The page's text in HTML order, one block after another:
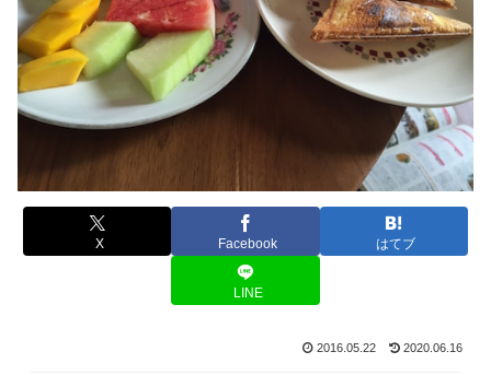
X Facebook はてブ
LINE
2016.05.22 2020.06.16